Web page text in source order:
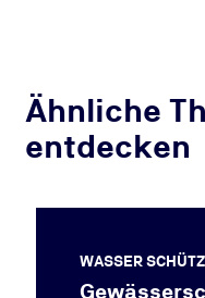
Ähnliche
entdecken
WASSER